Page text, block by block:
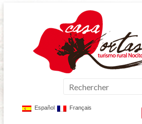
Español Français